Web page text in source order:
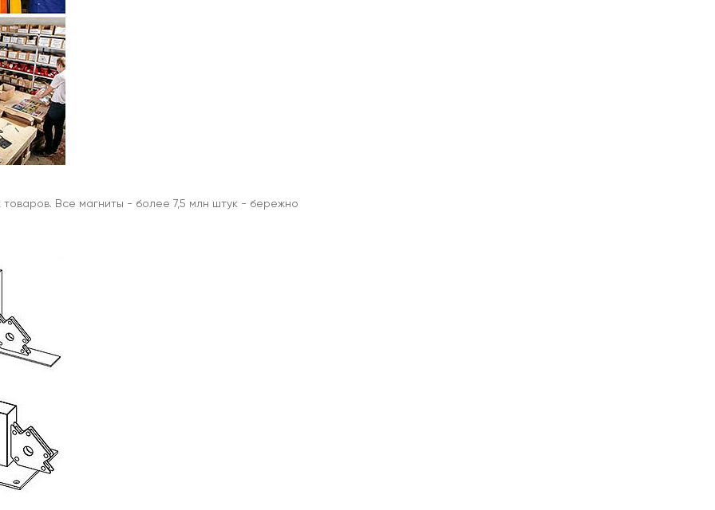
Все магниты - более 7,5 млн штук - бережно